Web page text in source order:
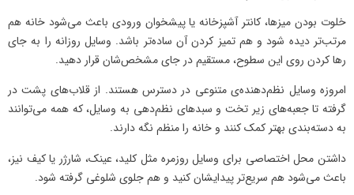
خلوت بودن میزها، کانتر آشپزخانه یا پیشخوان ورودی باعث می‌شود خانه هم
مرتب‌تر دیده شود و هم تمیز کردن آن ساده‌تر باشد. وسایل روزانه را به جای
رها کردن روی این سطوح، مستقیم در جای مشخص‌شان قرار دهید.
امروزه وسایل نظم‌دهنده‌ی متنوعی در دسترس هستند. از قلاب‌های پشت در
گرفته تا جعبه‌های زیر تخت و سبدهای نظم‌دهی به وسایل، که همه می‌توانند
به دسته‌بندی بهتر کمک کنند و خانه را منظم نگه دارند.
داشتن محل اختصاصی برای وسایل روزمره مثل کلید، عینک، شارژر یا کیف نیز،
باعث می‌شود هم سریع‌تر پیدایشان کنید و هم جلوی شلوغی گرفته شود.